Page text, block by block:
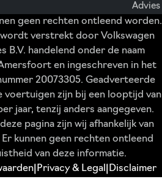
geen rechten ontleend worden.
wordt verstrekt door Volkswagen
B.V. handelend onder de naam
en ingeschreven in het
20073305. Geadverteerde
voertuigen zijn bij een looptijd van
jaar, tenzij anders aangegeven.
pagina zijn wij afhankelijk van
kunnen geen rechten ontleend
van deze informatie.
Privacy & Legal Disclaimer